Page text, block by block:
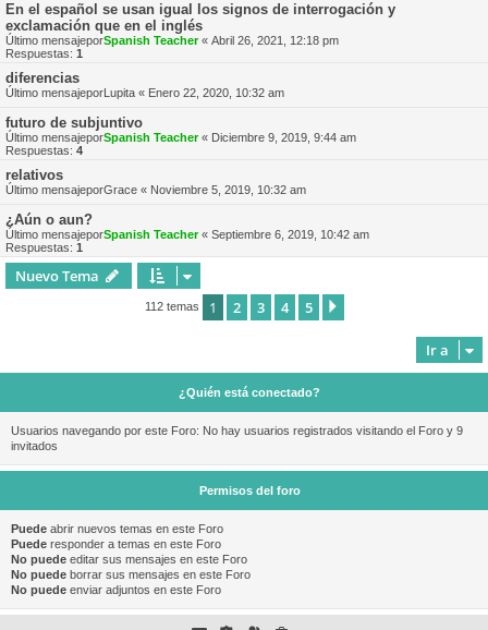
En el español se usan igual los signos de interrogación y
exclamación que en el inglés
Último mensajeporSpanish Teacher« Abril 26, 2021, 12:18 pm
Respuestas: 1
diferencias
Último mensajeporLupita « Enero 22, 2020, 10:32 am
futuro de subjuntivo
Último mensajeporSpanish Teacher« Diciembre 9, 2019, 9:44 am
Respuestas: 4
relativos
Último mensajeporGrace « Noviembre 5, 2019, 10:32 am
¿Aún o aun?
Último mensajeporSpanish Teacher« Septiembre 6, 2019, 10:42 am
Respuestas: 1
Nuevo Tema
112 temas 1 2 3 4 5
Ir a
¿Quién está conectado?
Usuarios navegando por este Foro: No hay usuarios registrados visitando el Foro y 9
invitados
Permisos del foro
Puede abrir nuevos temas en este Foro
Puede responder a temas en este Foro
No puede editar sus mensajes en este Foro
No puede borrar sus mensajes en este Foro
No puede enviar adjuntos en este Foro